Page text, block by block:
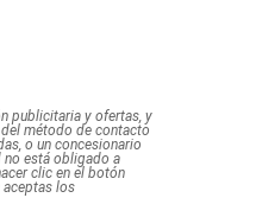
publicitaria y ofertas, y
método de contacto
o un concesionario
no está obligado a
clic en el botón
aceptas los